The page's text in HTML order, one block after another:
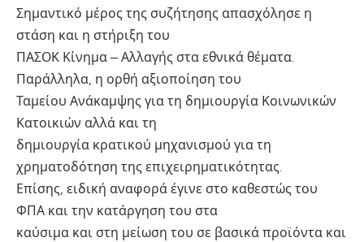
Σημαντικό μέρος της συζήτησης απασχόλησε η
στάση και η στήριξη του
ΠΑΣΟΚ Κίνημα – Αλλαγής στα εθνικά θέματα.
Παράλληλα, η ορθή αξιοποίηση του
Ταμείου Ανάκαμψης για τη δημιουργία Κοινωνικών
Κατοικιών αλλά και τη
δημιουργία κρατικού μηχανισμού για τη
χρηματοδότηση της επιχειρηματικότητας.
Επίσης, ειδική αναφορά έγινε στο καθεστώς του
ΦΠΑ και την κατάργηση του στα
καύσιμα και στη μείωση του σε βασικά προϊόντα και